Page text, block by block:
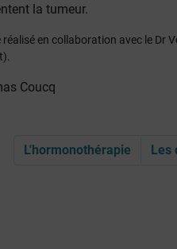
la tumeur.
réalisé en collaboration avec le Dr
Coucq
L'hormonothérapie Les